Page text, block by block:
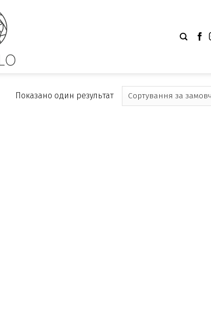
Показано один результат